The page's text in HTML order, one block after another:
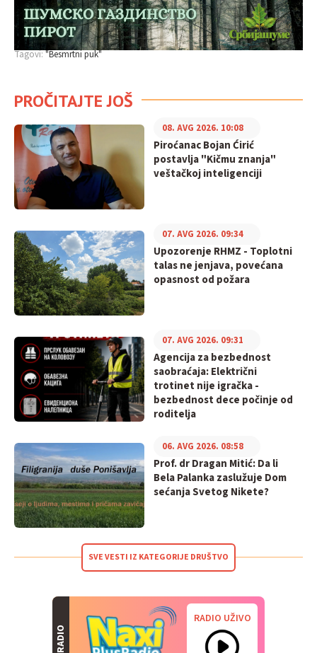
Tagovi:"Besmrtni puk"
PROČITAJTE JOŠ
Piroćanac Bojan Ćirić
postavlja "Kičmu znanja"
veštačkoj inteligenciji
08. AVG 2026. 10:08
Upozorenje RHMZ - Toplotni
talas ne jenjava, povećana
opasnost od požara
07. AVG 2026. 09:34
Agencija za bezbednost
saobraćaja: Električni
trotinet nije igračka -
bezbednost dece počinje od
roditelja
07. AVG 2026. 09:31
Prof. dr Dragan Mitić: Da li
Bela Palanka zaslužuje Dom
sećanja Svetog Nikete?
06. AVG 2026. 08:58
SVE VESTI IZ KATEGORIJE DRUŠTVO
RADIO
RADIO UŽIVO